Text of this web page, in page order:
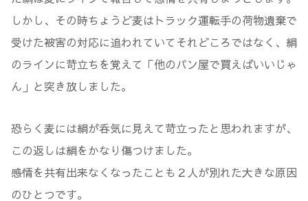
しかし、その時ちょうど麦はトラック運転手の荷物遺棄で
受けた被害の対応に追われていてそれどころではなく、絹
のラインに苛立ちを覚えて「他のパン屋で買えばいいじゃ
ん」と突き放しました。
恐らく麦には絹が呑気に見えて苛立ったと思われますが、
この返しは絹をかなり傷つけました。
感情を共有出来なくなったことも２人が別れた大きな原因
のひとつです。